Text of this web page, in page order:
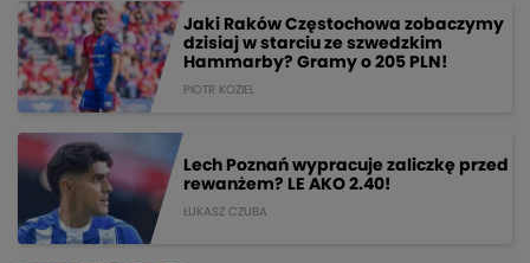
Jaki Raków Częstochowa zobaczymy
dzisiaj w starciu ze szwedzkim
Hammarby? Gramy o 205 PLN!
PIOTR KOZIEL
Lech Poznań wypracuje zaliczkę przed
rewanżem? LE AKO 2.40!
ŁUKASZ CZUBA